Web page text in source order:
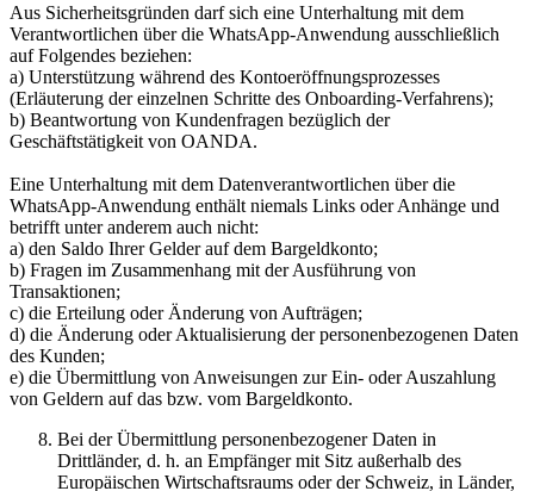
Aus Sicherheitsgründen darf sich eine Unterhaltung mit dem
Verantwortlichen über die WhatsApp-Anwendung ausschließlich
auf Folgendes beziehen:
a) Unterstützung während des Kontoeröffnungsprozesses
(Erläuterung der einzelnen Schritte des Onboarding-Verfahrens);
b) Beantwortung von Kundenfragen bezüglich der
Geschäftstätigkeit von OANDA.
Eine Unterhaltung mit dem Datenverantwortlichen über die
WhatsApp-Anwendung enthält niemals Links oder Anhänge und
betrifft unter anderem auch nicht:
a) den Saldo Ihrer Gelder auf dem Bargeldkonto;
b) Fragen im Zusammenhang mit der Ausführung von
Transaktionen;
c) die Erteilung oder Änderung von Aufträgen;
d) die Änderung oder Aktualisierung der personenbezogenen Daten
des Kunden;
e) die Übermittlung von Anweisungen zur Ein- oder Auszahlung
von Geldern auf das bzw. vom Bargeldkonto.
Bei der Übermittlung personenbezogener Daten in
Drittländer, d. h. an Empfänger mit Sitz außerhalb des
Europäischen Wirtschaftsraums oder der Schweiz, in Länder,